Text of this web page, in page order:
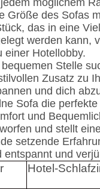
möglichem
Größe des Sofas
das in eine
werden kann,
einer Hotellobby.
Stelle
Zusatz zu
und dich
Sofa die
und
und stellt
setzende
entspannt und
Hotel-